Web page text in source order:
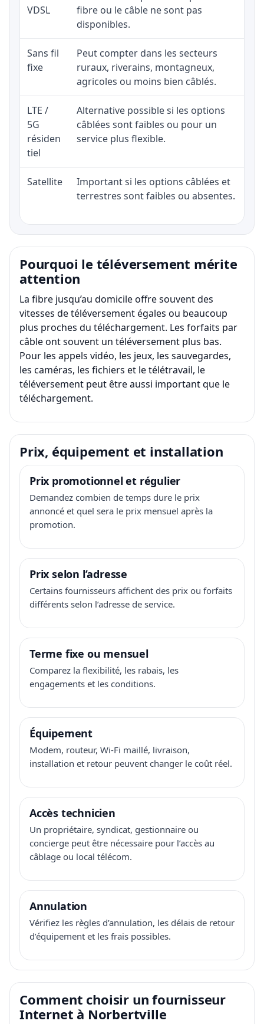
VDSL
fibre ou le câble ne sont pas
disponibles.
Sans fil
fixe
Peut compter dans les secteurs
ruraux, riverains, montagneux,
agricoles ou moins bien câblés.
LTE /
5G
résiden
tiel
Alternative possible si les options
câblées sont faibles ou pour un
service plus flexible.
Satellite
Important si les options câblées et
terrestres sont faibles ou absentes.
Pourquoi le téléversement mérite
attention
La fibre jusqu’au domicile offre souvent des
vitesses de téléversement égales ou beaucoup
plus proches du téléchargement. Les forfaits par
câble ont souvent un téléversement plus bas.
Pour les appels vidéo, les jeux, les sauvegardes,
les caméras, les fichiers et le télétravail, le
téléversement peut être aussi important que le
téléchargement.
Prix, équipement et installation
Prix promotionnel et régulier
Demandez combien de temps dure le prix
annoncé et quel sera le prix mensuel après la
promotion.
Prix selon l’adresse
Certains fournisseurs affichent des prix ou forfaits
différents selon l’adresse de service.
Terme fixe ou mensuel
Comparez la flexibilité, les rabais, les
engagements et les conditions.
Équipement
Modem, routeur, Wi-Fi maillé, livraison,
installation et retour peuvent changer le coût réel.
Accès technicien
Un propriétaire, syndicat, gestionnaire ou
concierge peut être nécessaire pour l’accès au
câblage ou local télécom.
Annulation
Vérifiez les règles d’annulation, les délais de retour
d’équipement et les frais possibles.
Comment choisir un fournisseur
Internet à Norbertville